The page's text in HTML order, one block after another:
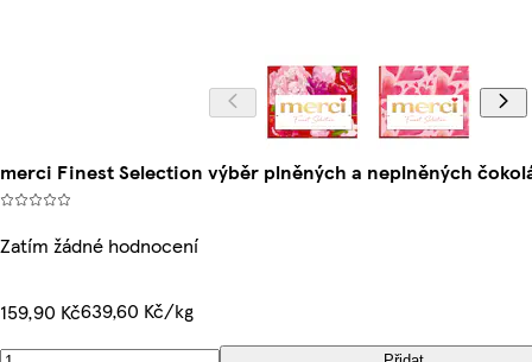
merci Finest Selection výběr plněných a neplněných
Zatím žádné hodnocení
159,90 Kč639,60 Kč/kg